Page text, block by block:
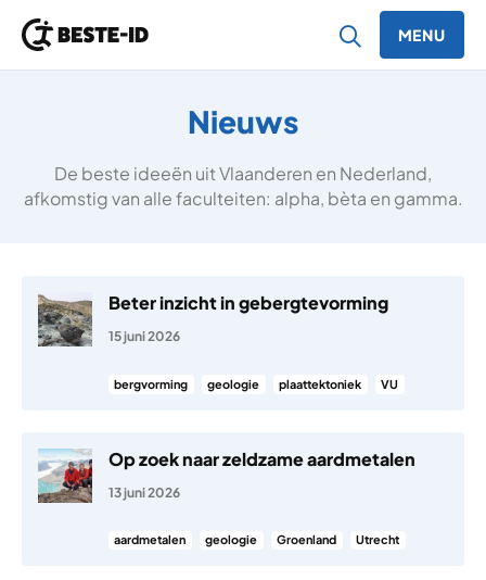
MENU
Nieuws
De beste ideeën uit Vlaanderen en Nederland,
afkomstig van alle faculteiten: alpha, bèta en gamma.
Beter inzicht in gebergtevorming
15 juni 2026
bergvorming geologie plaattektoniek VU
Op zoek naar zeldzame aardmetalen
13 juni 2026
aardmetalen geologie Groenland Utrecht